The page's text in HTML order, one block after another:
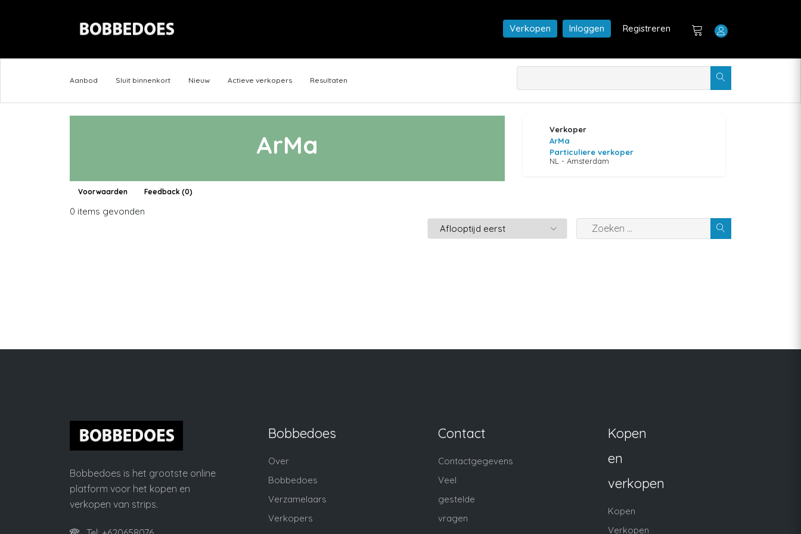
Verkopen Inloggen Registreren
Aanbod Sluit binnenkort Nieuw Actieve verkopers Resultaten
ArMa
Voorwaarden Feedback (0)
Verkoper
ArMa
Particuliere verkoper
NL - Amsterdam
0 items gevonden
Bobbedoes is het grootste online
platform voor het kopen en
verkopen van strips.
Bobbedoes
Over
Bobbedoes
Verzamelaars
Verkopers
Contact
Contactgegevens
Veel
gestelde
vragen
Kopen
en
verkopen
Kopen
Verkopen